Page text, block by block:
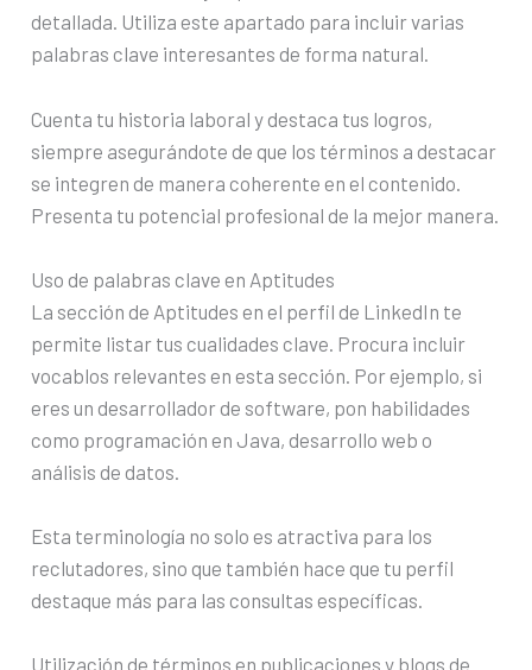
detallada. Utiliza este apartado para incluir varias
palabras clave interesantes de forma natural.
Cuenta tu historia laboral y destaca tus logros,
siempre asegurándote de que los términos a destacar
se integren de manera coherente en el contenido.
Presenta tu potencial profesional de la mejor manera.
Uso de palabras clave en Aptitudes
La sección de Aptitudes en el perfil de LinkedIn te
permite listar tus cualidades clave. Procura incluir
vocablos relevantes en esta sección. Por ejemplo, si
eres un desarrollador de software, pon habilidades
como programación en Java, desarrollo web o
análisis de datos.
Esta terminología no solo es atractiva para los
reclutadores, sino que también hace que tu perfil
destaque más para las consultas específicas.
Utilización de términos en publicaciones y blogs de